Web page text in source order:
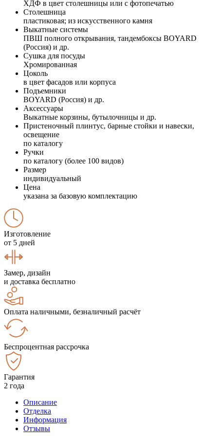
ХДФ в цвет столешницы или с фотопечатью
Столешница
пластиковая; из искусственного камня
Выкатные системы
ПВШ полного открывания, тандембоксы BOYARD
(Россия) и др.
Сушка для посуды
Хромированная
Цоколь
в цвет фасадов или корпуса
Подъемники
BOYARD (Россия) и др.
Аксессуары
Выкатные корзины, бутылочницы и др.
Пристеночный плинтус, барные стойки и навески,
освещение
по каталогу
Ручки
по каталогу (более 100 видов)
Размер
индивидуальный
Цена
указана за базовую комплектацию
Изготовление
от 5 дней
Замер, дизайн
и доставка бесплатно
Оплата наличными, безналичный расчёт
Беспроцентная рассрочка
Гарантия
2 года
Описание
Отделка
Информация
Отзывы